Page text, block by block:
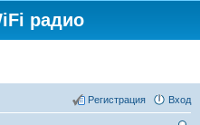
радио
Вход
Регистрация